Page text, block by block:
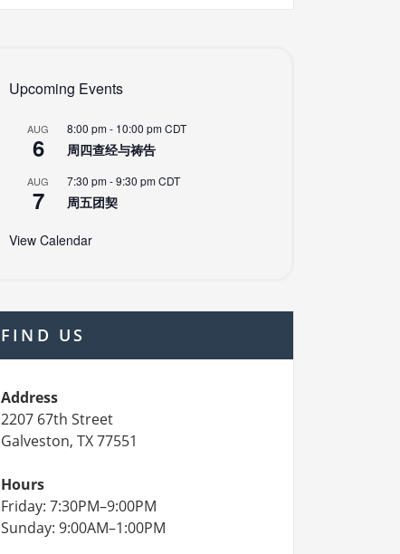
Upcoming Events
AUG
6
8:00 pm- 10:00 pmCDT
周四查经与祷告
AUG
7
7:30 pm-9:30 pmCDT
周五团契
View Calendar
FIND US
Address
2207 67th Street
Galveston, TX 77551
Hours
Friday: 7:30PM–9:00PM
Sunday: 9:00AM–1:00PM